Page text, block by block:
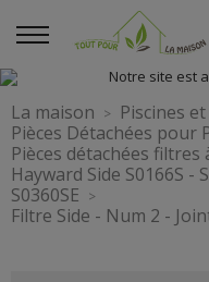
La maison Piscines
Pièces Détachées pour
Pièces détachées filtres
Hayward Side S0166S -
S0360SE
Filtre Side - Num 2 -